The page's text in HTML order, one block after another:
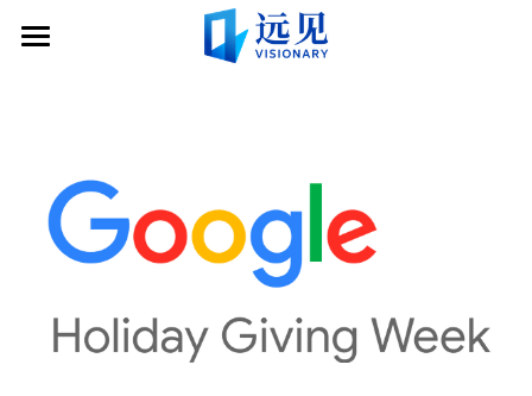
申请成为志愿者
捐赠
社区简介
远见导师
互动分享会
关于
关于远见
公示信息
文章
商品分类
博客分类